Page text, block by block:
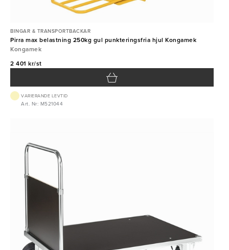
BINGAR & TRANSPORTBACKAR
Pirra max belastning 250kg gul punkteringsfria hjul Kongamek
Kongamek
2 401 kr/st
VARIERANDE LEVTID
Art. Nr: M521044